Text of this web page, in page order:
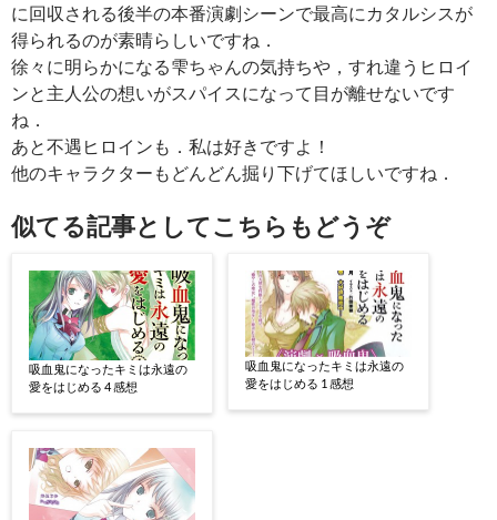
に回収される後半の本番演劇シーンで最高にカタルシスが
得られるのが素晴らしいですね．
徐々に明らかになる雫ちゃんの気持ちや，すれ違うヒロイ
ンと主人公の想いがスパイスになって目が離せないです
ね．
あと不遇ヒロインも．私は好きですよ！
他のキャラクターもどんどん掘り下げてほしいですね．
似てる記事としてこちらもどうぞ
吸血鬼になったキミは永遠の
愛をはじめる 4 感想
吸血鬼になったキミは永遠の
愛をはじめる 1 感想